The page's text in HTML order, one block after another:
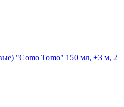
"Como Tomo" 150 мл, +3 м, 2